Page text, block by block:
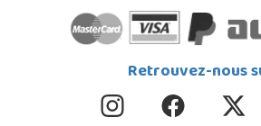
Retrouvez-nous